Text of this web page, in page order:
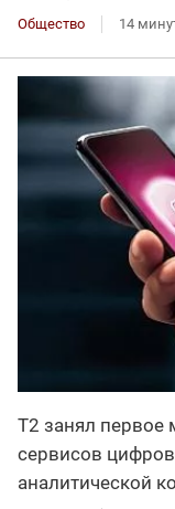
Общество 14
Т2 занял первое
сервисов
аналитической